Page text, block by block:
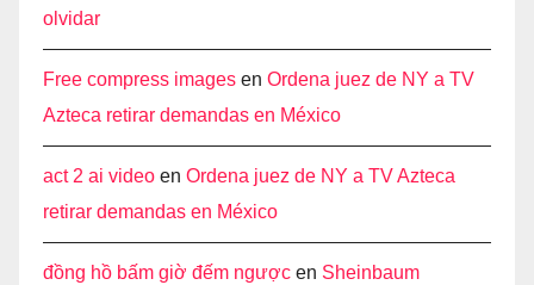
olvidar
Free compress images en Ordena juez de NY a TV
Azteca retirar demandas en México
act 2 ai video en Ordena juez de NY a TV Azteca
retirar demandas en México
đồng hồ bấm giờ đếm ngược en Sheinbaum